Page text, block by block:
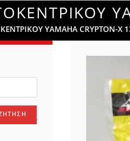
YAMAHA CRYPTON-X